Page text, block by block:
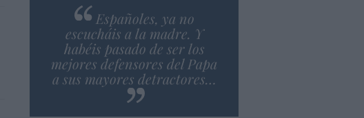
Españoles, ya no
escucháis a la madre. Y
habéis pasado de ser los
mejores defensores del Papa
a sus mayores detractores…